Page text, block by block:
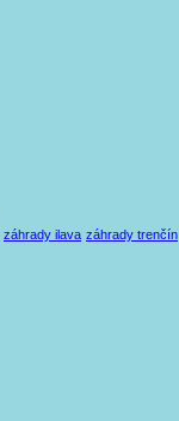
záhrady ilava záhrady trenčín